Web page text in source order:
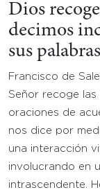
Dios
decimos
sus palabras
Francisco de
Señor recoge las
oraciones de
nos dice por
una interacción
involucrando en
intrascendente.